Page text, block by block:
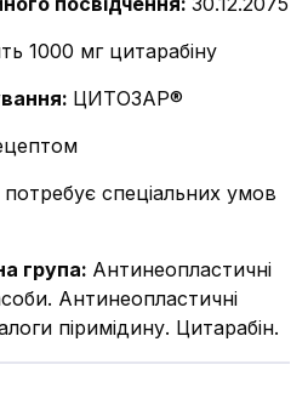
1000 мг цитарабіну
: ЦИТОЗАР®
спеціальних умов
група: Антинеопластичні
Антинеопластичні
піримідину. Цитарабін.